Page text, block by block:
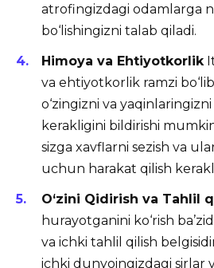
atrofingizdagi odamlarga
bo‘lishingizni talab qiladi.
Himoya va Ehtiyotkorlik
va ehtiyotkorlik ramzi
o‘zingizni va
kerakligini bildirishi
sizga xavflarni sezish va
uchun harakat qilish
O‘zini Qidirish va Tahlil
hurayotganini ko‘rish
va ichki tahlil qilish
ichki dunyoingizdagi sirlar